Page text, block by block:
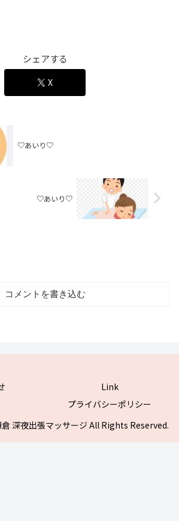
シェアする
X
♡あいり♡
♡あいり♡
コメントを書き込む
Link
プライバシーポリシー
深夜出張マッサージ All Rights Reserved.